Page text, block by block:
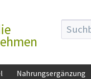
Nahrungsergänzung